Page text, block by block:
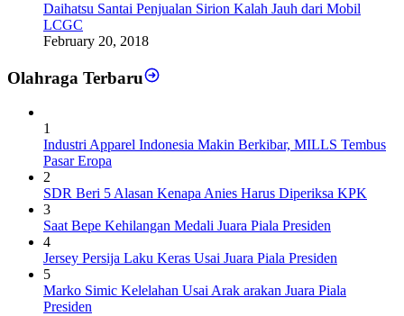
Daihatsu Santai Penjualan Sirion Kalah Jauh dari Mobil
LCGC
February 20, 2018
Olahraga Terbaru
1
Industri Apparel Indonesia Makin Berkibar, MILLS Tembus
Pasar Eropa
2
SDR Beri 5 Alasan Kenapa Anies Harus Diperiksa KPK
3
Saat Bepe Kehilangan Medali Juara Piala Presiden
4
Jersey Persija Laku Keras Usai Juara Piala Presiden
5
Marko Simic Kelelahan Usai Arak arakan Juara Piala
Presiden